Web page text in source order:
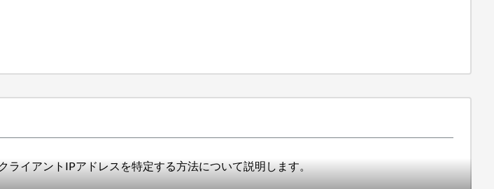
イアントIPアドレスを特定する方法について説明します。